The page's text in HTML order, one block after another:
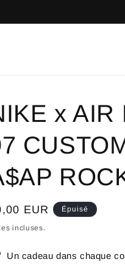
x AIR
EUR Épuisé
incluses.
Un cadeau dans chaque